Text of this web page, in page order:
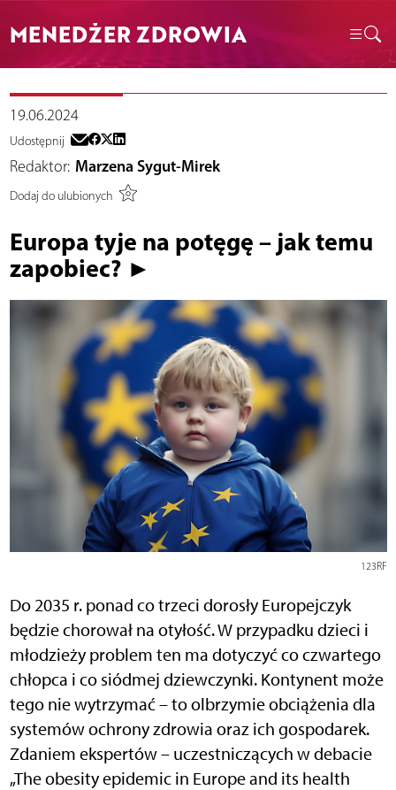
MENEDŻER ZDROWIA
19.06.2024
Udostępnij
Redaktor: Marzena Sygut-Mirek
Dodaj do ulubionych
Europa tyje na potęgę – jak temu
zapobiec? ►
123RF
Do 2035 r. ponad co trzeci dorosły Europejczyk
będzie chorował na otyłość. W przypadku dzieci i
młodzieży problem ten ma dotyczyć co czwartego
chłopca i co siódmej dziewczynki. Kontynent może
tego nie wytrzymać – to olbrzymie obciążenia dla
systemów ochrony zdrowia oraz ich gospodarek.
Zdaniem ekspertów – uczestniczących w debacie
„The obesity epidemic in Europe and its health